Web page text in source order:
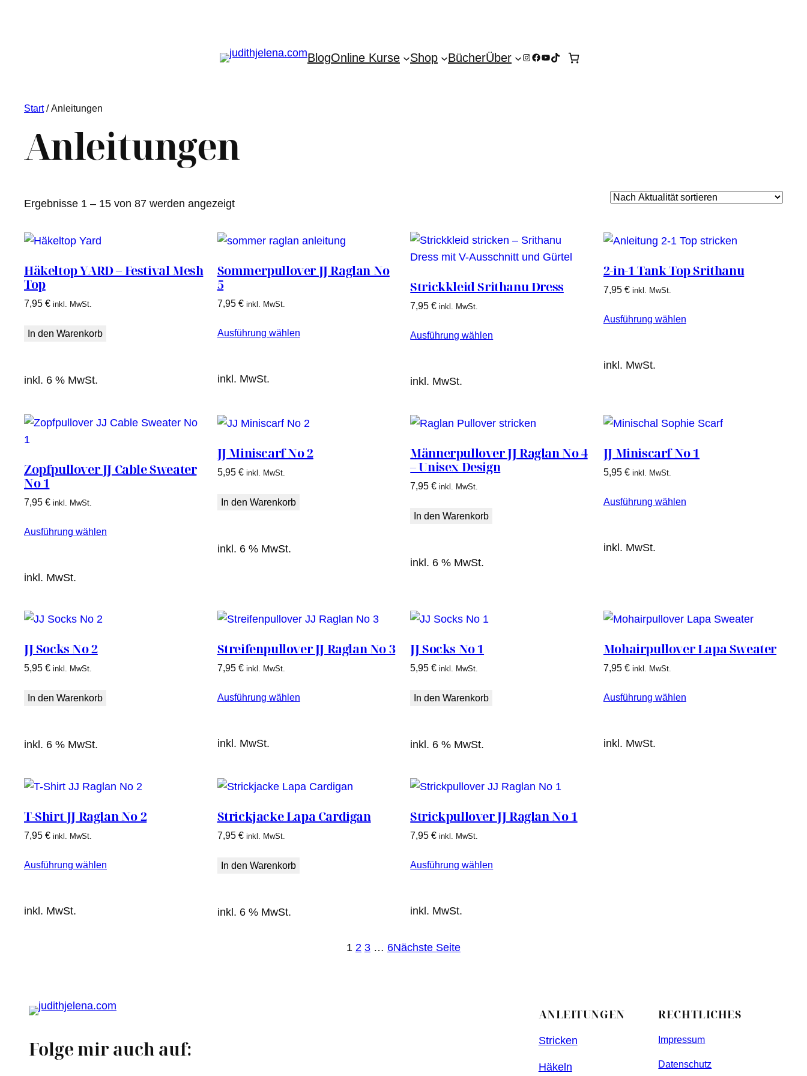
BlogOnline Kurse Shop BücherÜber Instagram
Facebook
YouTube
TikTok
Start/ Anleitungen
Anleitungen
Ergebnisse 1 – 15 von 87 werden angezeigtNach
sortiert
Häkeltop YARD – Festival Mesh
Top
7,95 € inkl. MwSt.
In den Warenkorb
inkl. 6 % MwSt.
Sommerpullover JJ Raglan No
5
7,95 € inkl. MwSt.
Ausführung wählen
inkl. MwSt.
Strickkleid Srithanu Dress
7,95€ inkl. MwSt.
Ausführung wählen
inkl. MwSt.
2-in-1 Tank Top Srithanu
7,95 € inkl. MwSt.
Ausführung wählen
inkl. MwSt.
Zopfpullover JJ Cable Sweater
No 1
7,95 € inkl. MwSt.
Ausführung wählen
inkl. MwSt.
JJ Miniscarf No 2
5,95 € inkl. MwSt.
In den Warenkorb
inkl. 6 % MwSt.
Männerpullover JJ Raglan No 4
– Unisex Design
7,95€ inkl. MwSt.
In den Warenkorb
inkl. 6 % MwSt.
JJ Miniscarf No 1
5,95 € inkl. MwSt.
Ausführung wählen
inkl. MwSt.
JJ Socks No 2
5,95 € inkl. MwSt.
In den Warenkorb
inkl. 6 % MwSt.
Streifenpullover JJ Raglan No 3
7,95 € inkl. MwSt.
Ausführung wählen
inkl. MwSt.
JJ Socks No 1
5,95€ inkl. MwSt.
In den Warenkorb
inkl. 6 % MwSt.
Mohairpullover Lapa Sweater
7,95 € inkl. MwSt.
Ausführung wählen
inkl. MwSt.
T-Shirt JJ Raglan No 2
7,95 € inkl. MwSt.
Ausführung wählen
inkl. MwSt.
Strickjacke Lapa Cardigan
7,95 € inkl. MwSt.
In den Warenkorb
inkl. 6 % MwSt.
Strickpullover JJ Raglan No 1
7,95€ inkl. MwSt.
Ausführung wählen
inkl. MwSt.
1 2 3 … 6Nächste Seite
Folge mir auch auf:
ANLEITUNGEN
Stricken
Häkeln
RECHTLICHES
Impressum
Datenschutz